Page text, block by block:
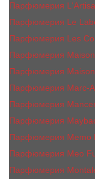
Парфюмерия
Парфюмерия Le
Парфюмерия Les
Парфюмерия Maison
Парфюмерия Maison
Парфюмерия Marc-
Парфюмерия
Парфюмерия
Парфюмерия Memo
Парфюмерия Meo
Парфюмерия